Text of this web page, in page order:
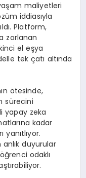
maliyetleri
iddiasıyla
Platform,
zorlanan
el eşya
tek çatı altında
ötesinde,
sürecini
yapay zeka
kadar
anlık duyurular
odaklı